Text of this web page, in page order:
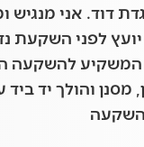
דוד. אני מנגיש
יועץ לפני השקעת
המשקיע להשקעה
מסנן והולך יד